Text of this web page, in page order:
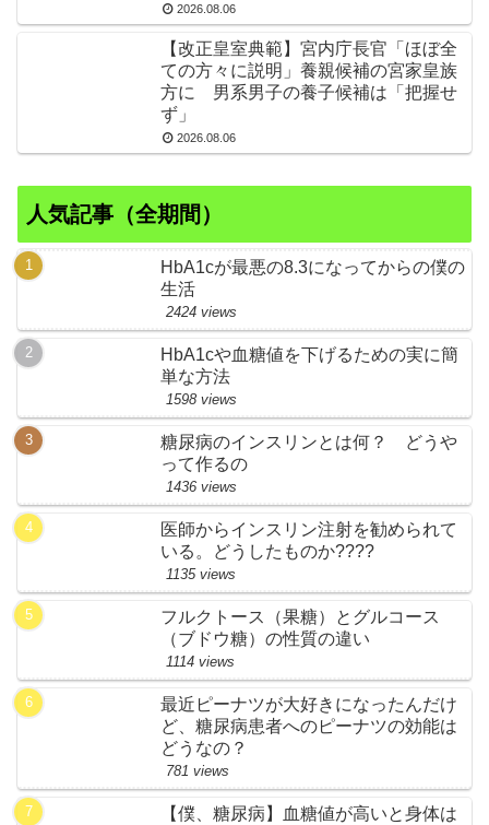
2026.08.06
【改正皇室典範】宮内庁長官「ほぼ全
ての方々に説明」養親候補の宮家皇族
方に 男系男子の養子候補は「把握せ
ず」
2026.08.06
人気記事（全期間）
HbA1cが最悪の8.3になってからの僕の
生活
2424 views
HbA1cや血糖値を下げるための実に簡
単な方法
1598 views
糖尿病のインスリンとは何？ どうや
って作るの
1436 views
医師からインスリン注射を勧められて
いる。どうしたものか????
1135 views
フルクトース（果糖）とグルコース
（ブドウ糖）の性質の違い
1114 views
最近ピーナツが大好きになったんだけ
ど、糖尿病患者へのピーナツの効能は
どうなの？
781 views
【僕、糖尿病】血糖値が高いと身体は